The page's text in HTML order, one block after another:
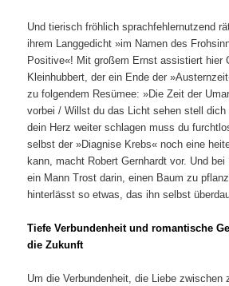
Und tierisch fröhlich sprachfehlernutzend
ihrem Langgedicht »im Namen des
Positive«! Mit großem Ernst assistiert hier
Kleinhubbert, der ein Ende der
zu folgendem Resümee: »Die Zeit der
vorbei / Willst du das Licht sehen stell dich
dein Herz weiter schlagen muss du
selbst der »Diagnise Krebs« noch eine
kann, macht Robert Gernhardt vor. Und
ein Mann Trost darin, einen Baum zu
hinterlässt so etwas, das ihn selbst
Tiefe Verbundenheit und romantische
die Zukunft
Um die Verbundenheit, die Liebe zwischen